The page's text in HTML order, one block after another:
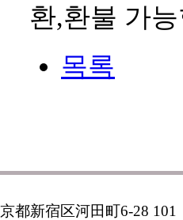
환,환불 가
목록
都新宿区河田町6-28 101